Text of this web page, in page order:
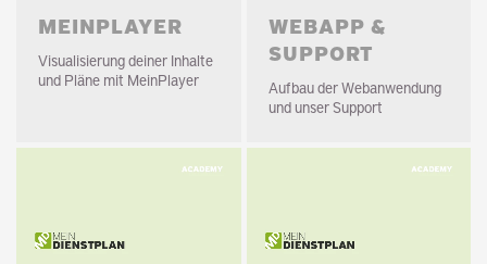
MEINPLAYER
Visualisierung deiner Inhalte
und Pläne mit MeinPlayer
WEBAPP &
SUPPORT
Aufbau der Webanwendung
und unser Support